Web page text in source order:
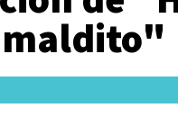
maldito"